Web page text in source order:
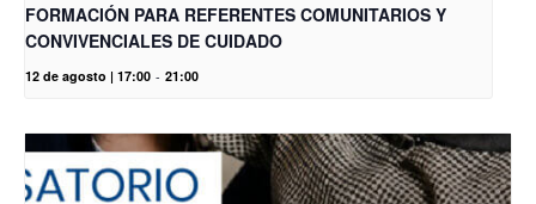
FORMACIÓN PARA REFERENTES COMUNITARIOS Y
CONVIVENCIALES DE CUIDADO
12 de agosto | 17:00 - 21:00